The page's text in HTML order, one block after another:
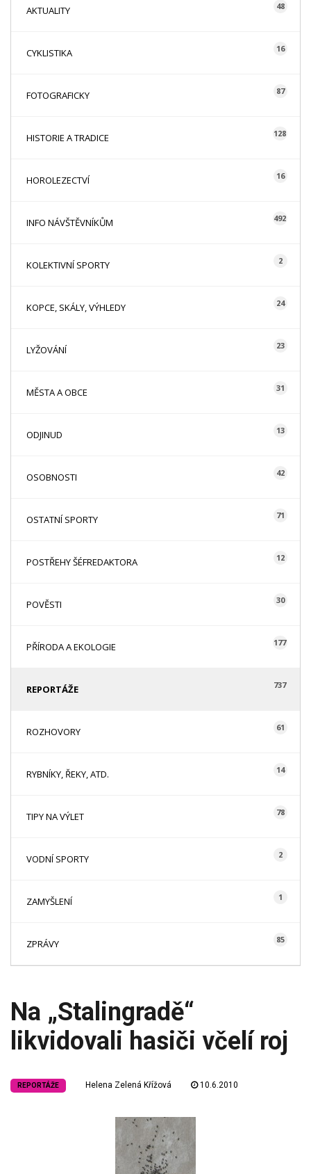
AKTUALITY 48
CYKLISTIKA 16
FOTOGRAFICKY 87
HISTORIE A TRADICE 128
HOROLEZECTVÍ 16
INFO NÁVŠTĚVNÍKŮM 492
KOLEKTIVNÍ SPORTY 2
KOPCE, SKÁLY, VÝHLEDY 24
LYŽOVÁNÍ 23
MĚSTA A OBCE 31
ODJINUD 13
OSOBNOSTI 42
OSTATNÍ SPORTY 71
POSTŘEHY ŠÉFREDAKTORA 12
POVĚSTI 30
PŘÍRODA A EKOLOGIE 177
REPORTÁŽE 737
ROZHOVORY 61
RYBNÍKY, ŘEKY, ATD. 14
TIPY NA VÝLET 78
VODNÍ SPORTY 2
ZAMYŠLENÍ 1
ZPRÁVY 85
Na „Stalingradě“
likvidovali hasiči včelí roj
REPORTÁŽE Helena Zelená Křížová 10.6.2010